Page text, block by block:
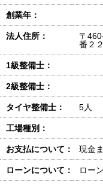
創業年：
法人住所：
〒
番２
1級整備士：
2級整備士：
タイヤ整備士： 5人
工場種別：
お支払について： 現金
ローンについて： ロー